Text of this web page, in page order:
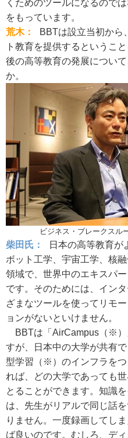
くためのツールになるので
をもっています。
荒木：
BBTは設立当初から
ト教育を提供するというこ
後の高等教育の発展につい
か。
ビジネス・ブレークス
柴田氏：
日本の高等教育が
ボット工学、宇宙工学、核
領域で、世界中のエキスパ
です。そのためには、イン
ざまなツールを使ってリモ
ョンがないといけません。
BBTは「AirCampus（※）
すが、日本中の大学が共有
型学習（※）のインフラを
れば、どの大学であっても
とることができます。知識
は、先生がリアルで同じ話
りません。一度録画してし
ば良いのです。むしろ、デ